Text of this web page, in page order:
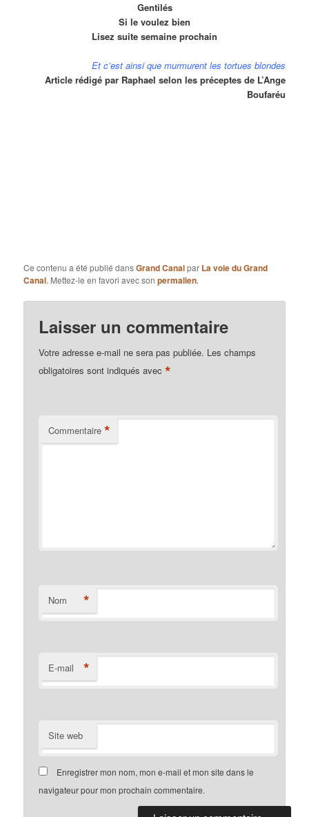
Gentilés
Si le voulez bien
Lisez suite semaine prochain
Et c’est ainsi que murmurent les tortues blondes
Article rédigé par Raphael selon les préceptes de L’Ange
Boufaréu
Ce contenu a été publié dansGrand Canalpar La voie du Grand
Canal. Mettez-le en favori avec sonpermalien.
Laisser un commentaire
Votre adresse e-mail ne sera pas publiée. Les champs
obligatoires sont indiqués avec*
Commentaire *
Nom *
E-mail *
Site web
Enregistrer mon nom, mon e-mail et mon site dans le
navigateur pour mon prochain commentaire.